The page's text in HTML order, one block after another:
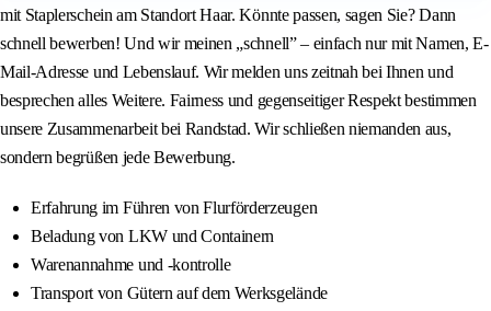
mit Staplerschein am Standort Haar. Könnte passen, sagen Sie? Dann
schnell bewerben! Und wir meinen „schnell” – einfach nur mit Namen, E-
Mail-Adresse und Lebenslauf. Wir melden uns zeitnah bei Ihnen und
besprechen alles Weitere. Fairness und gegenseitiger Respekt bestimmen
unsere Zusammenarbeit bei Randstad. Wir schließen niemanden aus,
sondern begrüßen jede Bewerbung.
Erfahrung im Führen von Flurförderzeugen
Beladung von LKW und Containern
Warenannahme und -kontrolle
Transport von Gütern auf dem Werksgelände